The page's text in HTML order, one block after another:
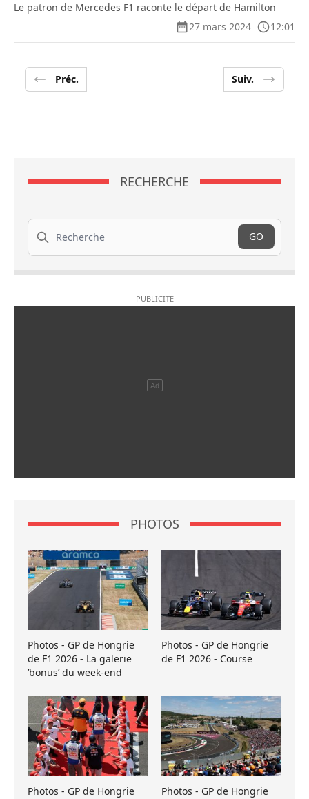
Le patron de Mercedes F1 raconte le départ de Hamilton
27 mars 2024
12:01
Préc. Suiv.
RECHERCHE
Recherche
GO
PHOTOS
Photos - GP de Hongrie
de F1 2026 - La galerie
’bonus’ du week-end
Photos - GP de Hongrie
de F1 2026 - Course
Photos - GP de Hongrie
Photos - GP de Hongrie